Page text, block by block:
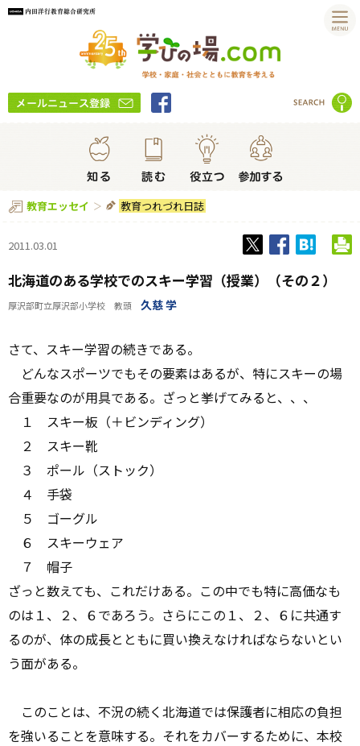
教育エッセイ 教育つれづれ日誌
2011.03.01
北海道のある学校でのスキー学習（授業）（その２）
厚沢部町立厚沢部小学校 教頭 久慈 学
さて、スキー学習の続きである。
どんなスポーツでもその要素はあるが、特にスキーの場
合重要なのが用具である。ざっと挙げてみると、、、
１ スキー板（＋ビンディング）
２ スキー靴
３ ポール（ストック）
４ 手袋
５ ゴーグル
６ スキーウェア
７ 帽子
ざっと数えても、これだけある。この中でも特に高価なも
のは１、２、６であろう。さらにこの１、２、６に共通す
るのが、体の成長とともに買い換えなければならないとい
う面がある。
このことは、不況の続く北海道では保護者に相応の負担
を強いることを意味する。それをカバーするために、本校